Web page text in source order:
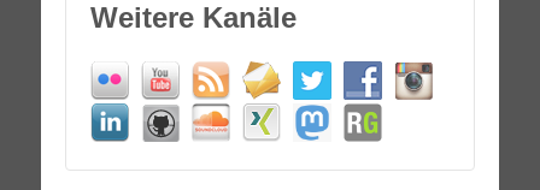
Weitere Kanäle